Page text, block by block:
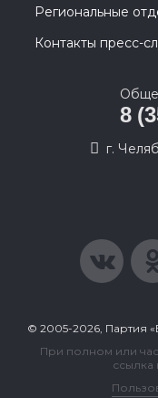
Региональные
Контакты пресс-
8
г.
© 2005-2026, Партия
При полном или
ссылка